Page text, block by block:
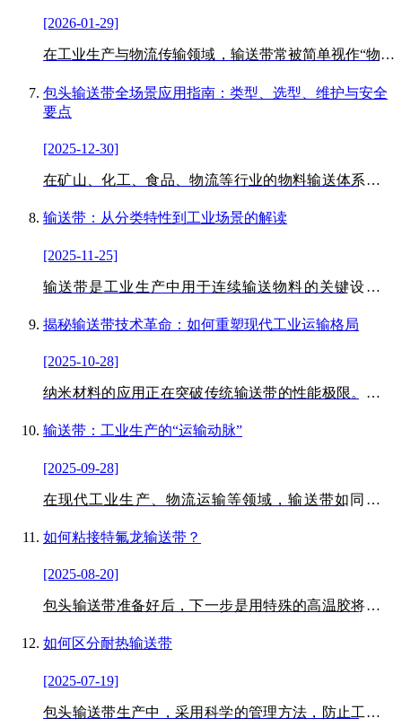
[2026-01-29]
在工业生产与物流传输领域，输送带常被简单视作“物料
的设备，是串联采矿、制造、仓储、物流等全产业链的
关键环节。
包头输送带全场景应用指南：类型、选型、维护与安全
要点
[2025-12-30]
在矿山、化工、食品、物流等行业的物料输送体系中，
料、成件货物的重要作用，其性能直接影响生产效率与
输送带：从分类特性到工业场景的解读
[2025-11-25]
输送带是工业生产中用于连续输送物料的关键设备部
布、钢丝绳）制成，广泛应用于矿山、化工、物流等领
揭秘输送带技术革命：如何重塑现代工业运输格局
[2025-10-28]
纳米材料的应用正在突破传统输送带的性能极限。采用
品提升3倍，拉伸强度达到惊人的80MPa。
输送带：工业生产的“运输动脉”
[2025-09-28]
在现代工业生产、物流运输等领域，输送带如同一条
山开采的矿石运输，到食品加工的成品输送，再到物流
行业不可或缺的关键设备。它是用于皮带输送机中起承
是塑料和织物复合的制品。
如何粘接特氟龙输送带？
[2025-08-20]
包头输送带准备好后，下一步是用特殊的高温胶将其连
放置保温材料，防止高温胶散热达不到预期效果，然后
如何区分耐热输送带
[2025-07-19]
包头输送带生产中，采用科学的管理方法，防止工具的